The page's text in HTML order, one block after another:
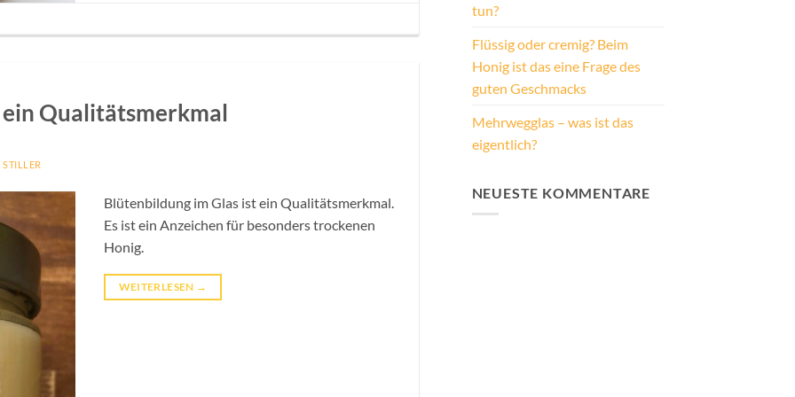
Qualitätsmerkmal
Blütenbildung im Glas ist ein Qualitätsmerkmal.
Es ist ein Anzeichen für besonders trockenen
Honig.
WEITERLESEN →
tun?
Flüssig oder cremig? Beim
Honig ist das eine Frage des
guten Geschmacks
Mehrwegglas – was ist das
eigentlich?
NEUESTE KOMMENTARE